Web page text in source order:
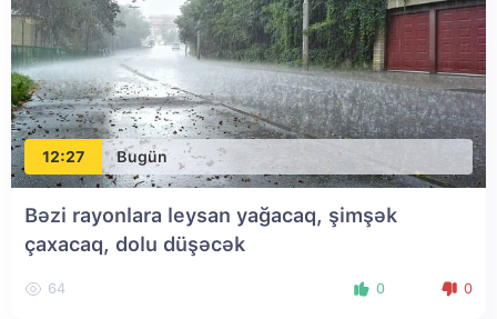
12:27 Bugün
Bəzi rayonlara leysan yağacaq, şimşək
çaxacaq, dolu düşəcək
64 0 0